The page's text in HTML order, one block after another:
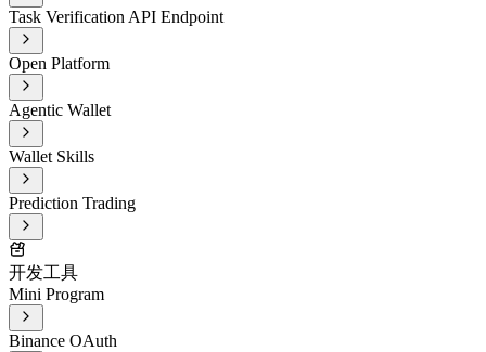
Task Verification API Endpoint
Open Platform
Agentic Wallet
Wallet Skills
Prediction Trading
开发工具
Mini Program
Binance OAuth